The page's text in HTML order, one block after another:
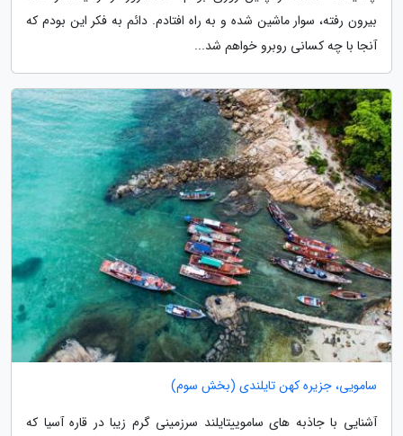
بیرون رفته، سوار ماشین شده و به راه افتادم. دائم به فکر این بودم که
آنجا با چه کسانی روبرو خواهم شد...
سامویی، جزیره کهن تایلندی (بخش سوم)
آشنایی با جاذبه های ساموییتایلند سرزمینی گرم زیبا در قاره آسیا که